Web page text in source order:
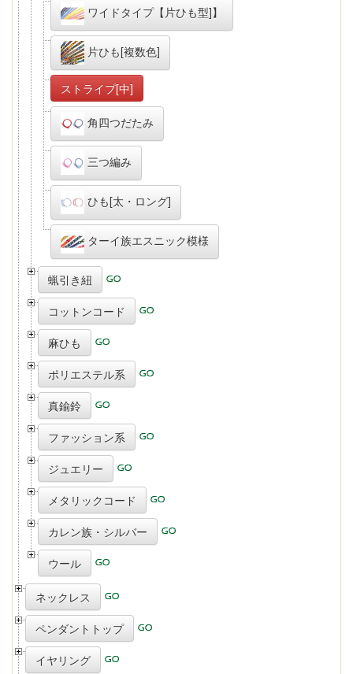
ワイドタイプ【片ひも型]】
片ひも[複数色]
ストライプ[中]
角四つだたみ
三つ編み
ひも[太・ロング]
ターイ族エスニック模様
蝋引き紐
コットンコード
麻ひも
ポリエステル系
真鍮鈴
ファッション系
ジュエリー
メタリックコード
カレン族・シルバー
ウール
ネックレス
ペンダントトップ
イヤリング